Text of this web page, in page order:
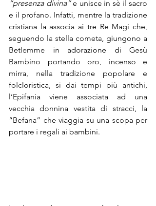
“presenza divina” e unisce in sè il sacro
e il profano. Infatti, mentre la tradizione
cristiana la associa ai tre Re Magi che,
seguendo la stella cometa, giungono a
Betlemme in adorazione di Gesù
Bambino portando oro, incenso e
mirra, nella tradizione popolare e
folcloristica, si dai tempi più antichi,
l’Epifania viene associata ad una
vecchia donnina vestita di stracci, la
“Befana” che viaggia su una scopa per
portare i regali ai bambini.